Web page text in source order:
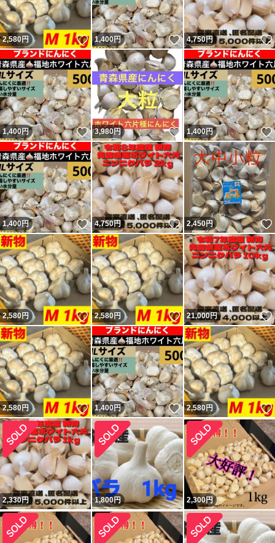
2,580円 いいね！
1,400円 いいね！
4,750円
1,400円 いいね！
3,980円 いいね！
1,400円
1,400円 いいね！
4,750円 いいね！
2,450円
2,580円 いいね！
2,580円 いいね！
21,000円
2,580円 いいね！
1,400円 いいね！
2,580円
2,330円 1,800円 2,300円